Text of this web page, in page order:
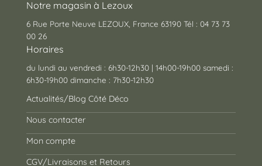
Notre magasin à Lezoux
6 Rue Porte Neuve LEZOUX, France 63190 Tél : 04 73 73
00 26
Horaires
du lundi au vendredi : 6h30-12h30 | 14h00-19h00 samedi :
6h30-19h00 dimanche : 7h30-12h30
Actualités/Blog Côté Déco
Nous contacter
Mon compte
CGV/Livraisons et Retours